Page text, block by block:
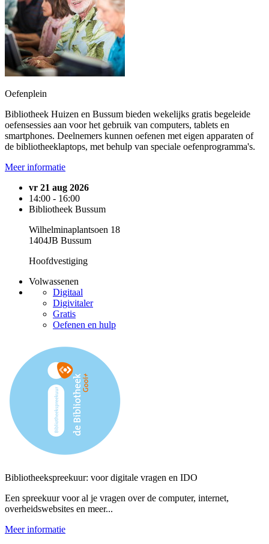
Oefenplein
Bibliotheek Huizen en Bussum bieden wekelijks gratis begeleide
oefensessies aan voor het gebruik van computers, tablets en
smartphones. Deelnemers kunnen oefenen met eigen apparaten of
de bibliotheeklaptops, met behulp van speciale oefenprogramma's.
Meer informatie
vr 21 aug 2026
14:00 - 16:00
Bibliotheek Bussum
Wilhelminaplantsoen 18
1404JB Bussum
Hoofdvestiging
Volwassenen
Digitaal
Digivitaler
Gratis
Oefenen en hulp
Bibliotheekspreekuur: voor digitale vragen en IDO
Een spreekuur voor al je vragen over de computer, internet,
overheidswebsites en meer...
Meer informatie